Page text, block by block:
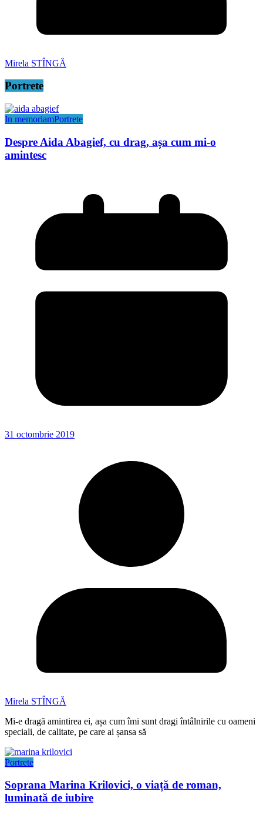
Mirela STÎNGĂ
Portrete
In memoriamPortrete
Despre Aida Abagief, cu drag, așa cum mi-o
amintesc
31 octombrie 2019
Mirela STÎNGĂ
Mi-e dragă amintirea ei, așa cum îmi sunt dragi întâlnirile cu oameni
speciali, de calitate, pe care ai șansa să
Portrete
Soprana Marina Krilovici, o viață de roman,
luminată de iubire